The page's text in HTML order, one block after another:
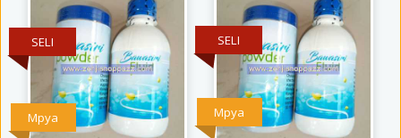
Mpya
SELI
Mpya
SELI